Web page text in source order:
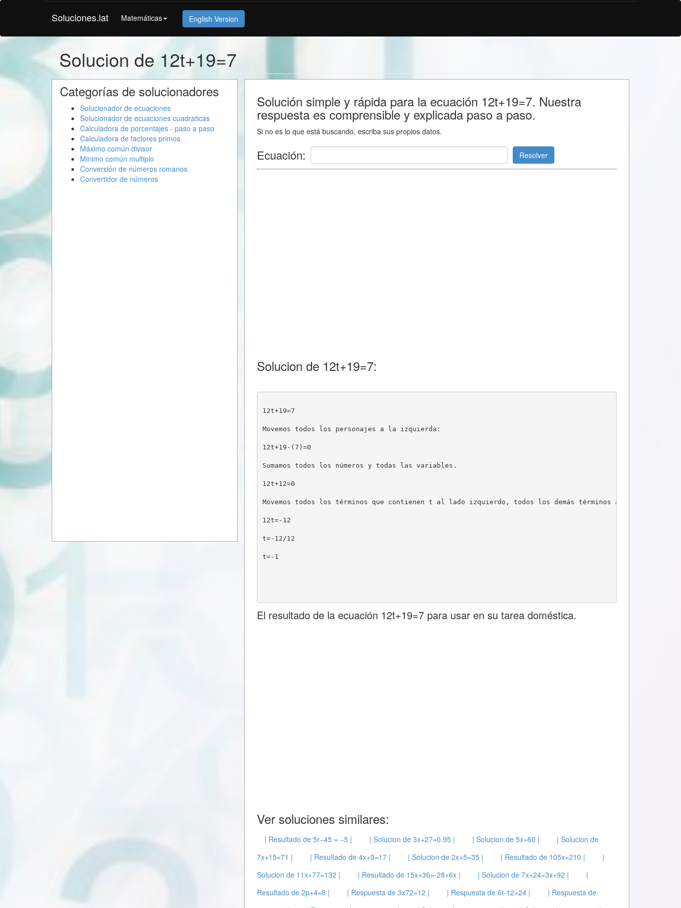
Soluciones.lat Matemáticas English Version
Solucion de 12t+19=7
Solución simple y rápida para la ecuación 12t+19=7. Nuestra
respuesta es comprensible y explicada paso a paso.
Si no es lo que está buscando, escriba sus propios datos.
Ecuación: Resolver
Solucion de 12t+19=7:
12t+19=7
Movemos todos los personajes a la izquierda:
12t+19-(7)=0
Sumamos todos los números y todas las variables.
12t+12=0
Movemos todos los términos que contienen t al lado izquierdo, todos los demás términos al lado derecho
12t=-12
t=-12/12
t=-1
El resultado de la ecuación 12t+19=7 para usar en su tarea doméstica.
Ver soluciones similares:
| Resultado de 5r−45 = −5 | | Solucion de 3x+27=0.95 | | Solucion de 5x=60 |
| Solucion de
7x+15=71 |
| Resultado de 4x+9=17 | | Solucion de 2x+5=35 | | Resultado de 105x=210 |
|
Solucion de 11x+77=132 |
| Resultado de 15x+36=-28+6x | | Solucion de 7x+24=3x+92 |
|
Resultado de 2p+4=8 |
| Respuesta de 3x72=12 | | Respuesta de 6t-12=24 |
| Respuesta de
Categorías de solucionadores
Solucionador de ecuaciones
Solucionador de ecuaciones cuadraticas
Calculadora de porcentajes - paso a paso
Calculadora de factores primos
Máximo común divisor
Minimo común multiplo
Conversión de números romanos
Convertidor de números